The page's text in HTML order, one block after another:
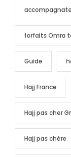
forfaits Omra
Guide
Hajj France
Hajj pas cher
Hajj pas chère